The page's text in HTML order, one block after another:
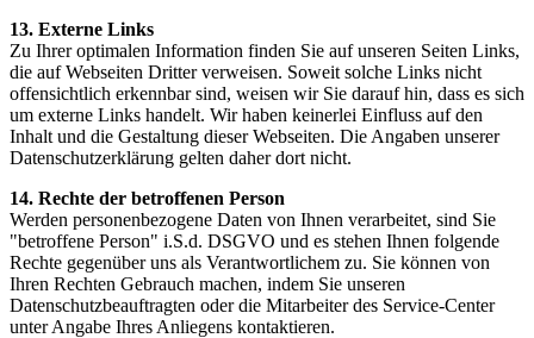
13. Externe Links
Zu Ihrer optimalen Information finden Sie auf unseren Seiten Links,
die auf Webseiten Dritter verweisen. Soweit solche Links nicht
offensichtlich erkennbar sind, weisen wir Sie darauf hin, dass es sich
um externe Links handelt. Wir haben keinerlei Einfluss auf den
Inhalt und die Gestaltung dieser Webseiten. Die Angaben unserer
Datenschutzerklärung gelten daher dort nicht.
14. Rechte der betroffenen Person
Werden personenbezogene Daten von Ihnen verarbeitet, sind Sie
"betroffene Person" i.S.d. DSGVO und es stehen Ihnen folgende
Rechte gegenüber uns als Verantwortlichem zu. Sie können von
Ihren Rechten Gebrauch machen, indem Sie unseren
Datenschutzbeauftragten oder die Mitarbeiter des Service-Center
unter Angabe Ihres Anliegens kontaktieren.